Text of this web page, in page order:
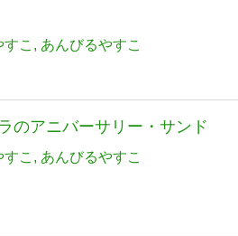
こ あんびるやすこ
のアニバーサリー・サンド
こ あんびるやすこ